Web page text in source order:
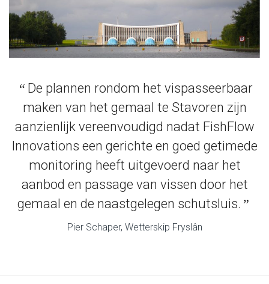
“ De plannen rondom het vispasseerbaar
maken van het gemaal te Stavoren zijn
aanzienlijk vereenvoudigd nadat FishFlow
Innovations een gerichte en goed getimede
monitoring heeft uitgevoerd naar het
aanbod en passage van vissen door het
gemaal en de naastgelegen schutsluis. ”
Pier Schaper, Wetterskip Fryslân